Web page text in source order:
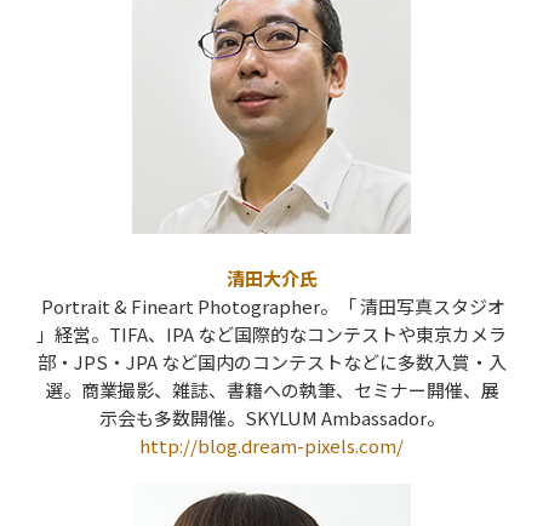
清田大介氏
Portrait & Fineart Photographer。「 清田写真スタジオ
」経営。TIFA、IPA など国際的なコンテストや東京カメラ
部・JPS・JPA など国内のコンテストなどに多数入賞・入
選。商業撮影、雑誌、書籍への執筆、セミナー開催、展
示会も多数開催。SKYLUM Ambassador。
http://blog.dream-pixels.com/